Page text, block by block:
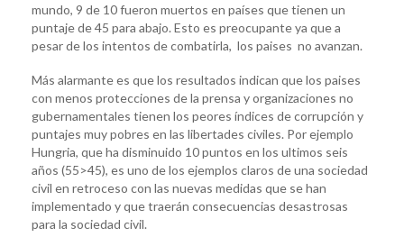
mundo, 9 de 10 fueron muertos en países que tienen un
puntaje de 45 para abajo. Esto es preocupante ya que a
pesar de los intentos de combatirla, los paises no avanzan.
Más alarmante es que los resultados indican que los paises
con menos protecciones de la prensa y organizaciones no
gubernamentales tienen los peores índices de corrupción y
puntajes muy pobres en las libertades civiles. Por ejemplo
Hungria, que ha disminuido 10 puntos en los ultimos seis
años (55>45), es uno de los ejemplos claros de una sociedad
civil en retroceso con las nuevas medidas que se han
implementado y que traerán consecuencias desastrosas
para la sociedad civil.